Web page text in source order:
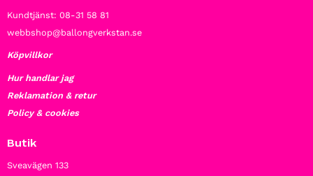
Kundtjänst: 08-31 58 81
webbshop@ballongverkstan.se
Köpvillkor
Hur handlar jag
Reklamation & retur
Policy & cookies
Butik
Sveavägen 133